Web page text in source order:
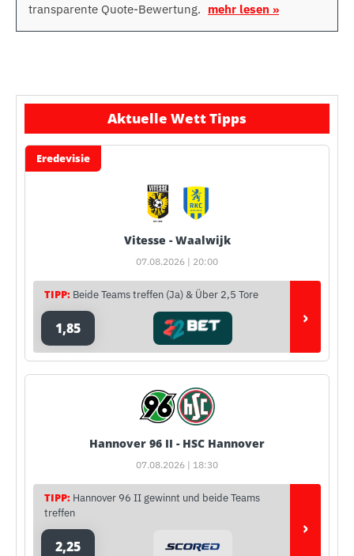
transparente Quote-Bewertung. mehr lesen »
Aktuelle Wett Tipps
Eredevisie
Vitesse - Waalwijk
07.08.2026 | 20:00
TIPP: Beide Teams treffen (Ja) & Über 2,5 Tore
1,85 ›
Hannover 96 II - HSC Hannover
07.08.2026 | 18:30
TIPP: Hannover 96 II gewinnt und beide Teams
treffen
2,25
›